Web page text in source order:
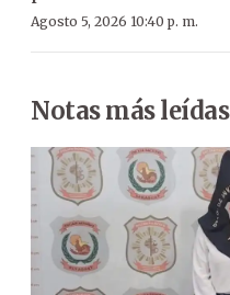
Agosto 5, 2026 10:40 p. m.
Notas más leídas